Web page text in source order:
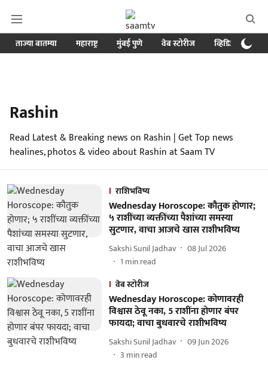
ताज्या बातम्या महाराष्ट्र मुंबई पुणे वेब स्टोरीज व्हिडिओ
Rashin
Read Latest & Breaking news on Rashin | Get Top news
healines, photos & video about Rashin at Saam TV
राशिभविष्य
Wednesday Horoscope: कौतुक होणार;
५ राशींच्या व्यक्तींच्या पैशांच्या समस्या
सुटणार, वाचा आजचे खास राशीभविष्य
Sakshi Sunil Jadhav
08 Jul 2026
1 min read
वेब स्टोरीज
Wednesday Horoscope: कोणावरही
विश्वास ठेवू नका, 5 राशींना होणार बंपर
फायदा; वाचा बुधवारचे राशीभविष्य
Sakshi Sunil Jadhav
09 Jun 2026
3 min read